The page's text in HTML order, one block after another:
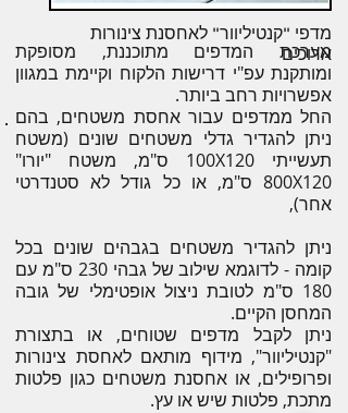
מדפי "קנטיליוור" לאחסנת צינורות
ארוכים
מערכת המדפים מתוכננת, מסופקת
ומותקנת עפ"י דרישות הלקוח וקיימת במגוון
אפשרויות רחב ביותר.
החל ממדפים עבור אחסת משטחים, בהם
ניתן להגדיר גדלי משטחים שונים (משטח
תעשייתי 100X120 ס"מ, משטח "יורו"
800X120 ס"מ, או כל גודל לא סטנדרטי
אחר),
ניתן להגדיר משטחים בגבהים שונים בכל
קומה - לדוגמא שילוב של גבהי 230 ס"מ עם
180 ס"מ לטובת ניצול אופטימלי של גובה
המחסן הקיים.
ניתן לקבל מדפים שטוחים, או בתצורת
"קנטיליוור", מידוף מותאם לאחסת צינורות
ופרופילים, או אחסנת משטחים כגון פלטות
מתכת, פלטות שיש או עץ.